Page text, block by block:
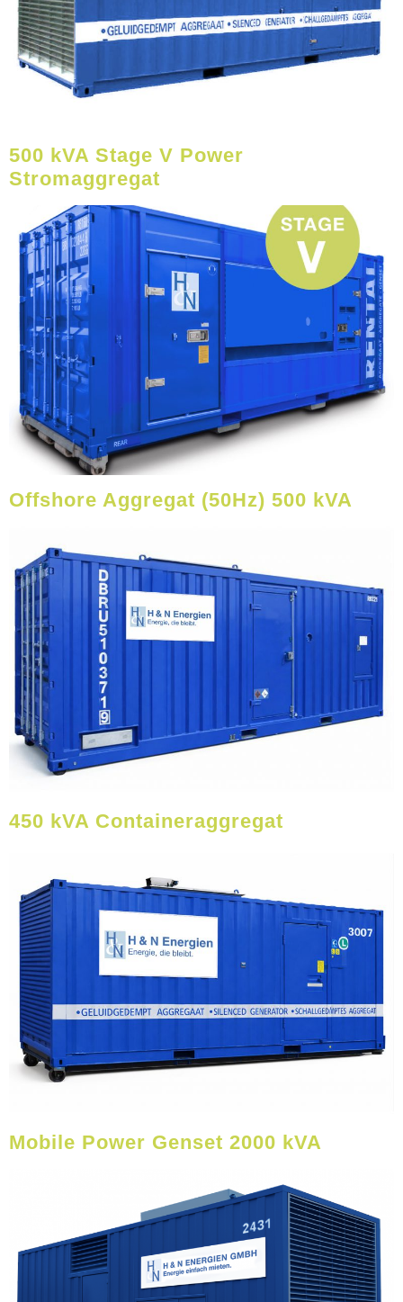
500 kVA Stage V Power
Stromaggregat
Offshore Aggregat (50Hz) 500 kVA
450 kVA Containeraggregat
Mobile Power Genset 2000 kVA